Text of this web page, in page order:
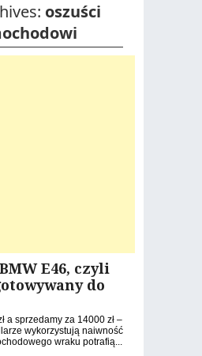
oszuści
E46, czyli
do
a sprzedamy za 14000 zł –
wykorzystują naiwność
wraku potrafią...